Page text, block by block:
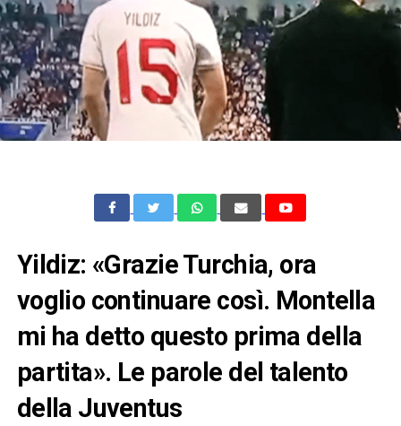
Yildiz: «Grazie Turchia, ora
voglio continuare così. Montella
mi ha detto questo prima della
partita». Le parole del talento
della Juventus